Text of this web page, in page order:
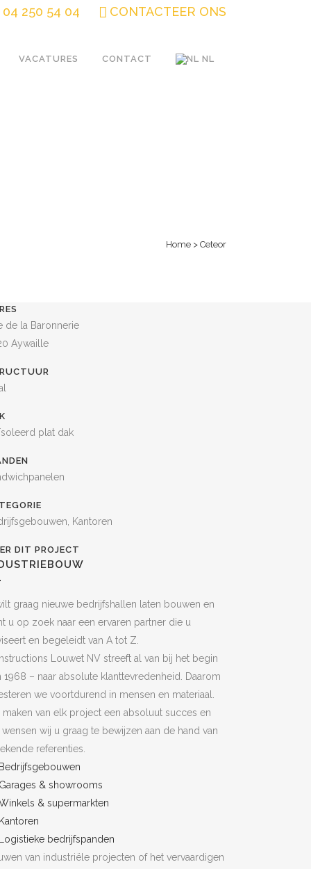
04 250 54 04 CONTACTEER ONS
VACATURES CONTACT NL
Home > Ceteor
de la Baronnerie
Aywaille
plat dak
Kantoren
DIT PROJECT
graag nieuwe bedrijfshallen laten bouwen en
u op zoek naar een ervaren partner die u
en begeleidt van A tot Z.
Louwet NV streeft al van bij het begin
1968 – naar absolute klanttevredenheid. Daarom
we voortdurend in mensen en materiaal.
maken van elk project een absoluut succes en
wensen wij u graag te bewijzen aan de hand van
referenties.
& showrooms
& supermarkten
bedrijfspanden
van industriële projecten of het vervaardigen